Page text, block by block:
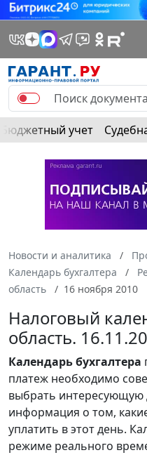
Бюджетный учет
Новости и аналитика
Календарь бухгалтера
область
16 ноября 2010
Налоговый
область.
Календарьбухгалтера
платеж необходимо
выбрать интересующую
информация о том,
уплатить в этот день.
режиме реального